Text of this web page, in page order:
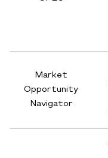
Market
Opportunity
Navigator